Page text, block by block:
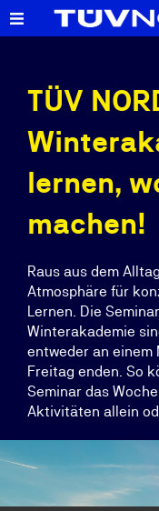
TÜV
lernen,
machen!
Raus aus dem
Atmosphäre für
Lernen.
Die
Winterakademie
entweder an einem
Freitag enden. So
Seminar das
Aktivitäten allein